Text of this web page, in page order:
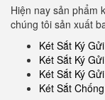
Hiện nay sản phẩm
chúng tôi sản xuất
Két Sắt Ký
Két Sắt Ký
Két Sắt Ký
Két Sắt